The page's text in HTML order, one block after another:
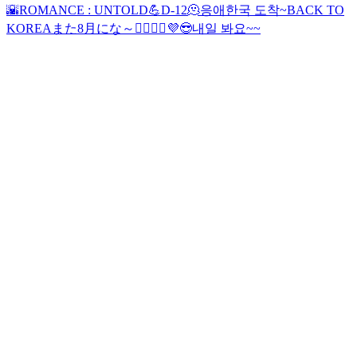
🌇ROMANCE : UNTOLD💪D-12🫠응애 한국 도착~BACK TO
KOREA また8月にな～🙋‍♂️🙋‍♂️ 💜😎내일 봐요~~